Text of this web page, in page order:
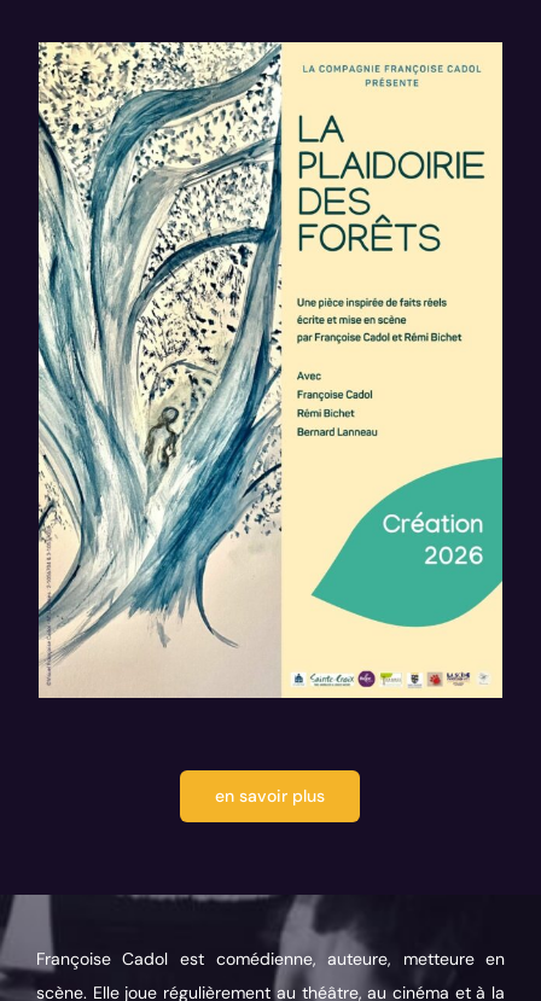
en savoir plus
Françoise Cadol est comédienne, auteure, metteure en
scène. Elle joue régulièrement au théâtre, au cinéma et à la